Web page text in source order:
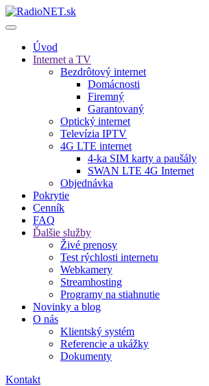
Úvod
Internet a TV
Bezdrôtový internet
Domácnosti
Firemný
Garantovaný
Optický internet
Televízia IPTV
4G LTE internet
4-ka SIM karty a paušály
SWAN LTE 4G Internet
Objednávka
Pokrytie
Cenník
FAQ
Ďalšie služby
Živé prenosy
Test rýchlosti internetu
Webkamery
Streamhosting
Programy na stiahnutie
Novinky a blog
O nás
Klientský systém
Referencie a ukážky
Dokumenty
Kontakt